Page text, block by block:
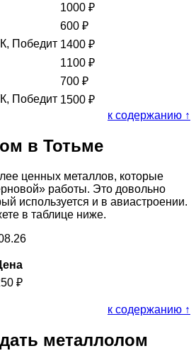
1000 ₽
600 ₽
Победит 1400 ₽
1100 ₽
700 ₽
Победит 1500 ₽
к содержанию ↑
в Тотьме
ценных металлов, которые
работы. Это довольно
используется и в авиастроении.
в таблице ниже.
₽
к содержанию ↑
металлолом